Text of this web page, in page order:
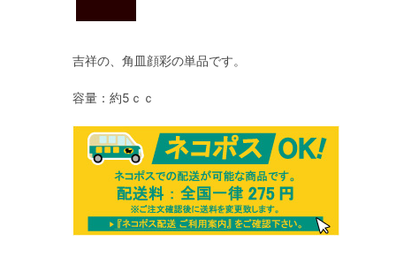
吉祥の、角皿顔彩の単品です。
容量：約5ｃｃ